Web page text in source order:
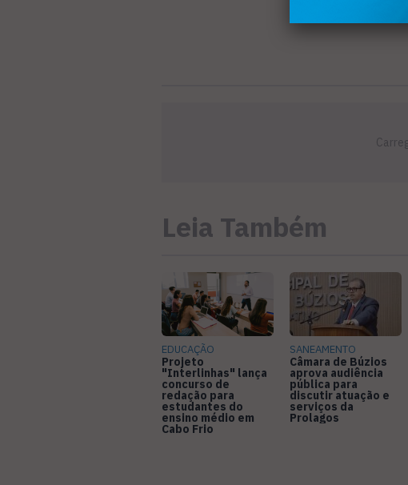
Leia Também
EDUCAÇÃO
Projeto
"Interlinhas" lança
concurso de
redação para
estudantes do
ensino médio em
Cabo Frio
SANEAMENTO
Câmara de Búzios
aprova audiência
pública para
discutir atuação e
serviços da
Prolagos